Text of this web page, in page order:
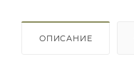
ОПИСАНИЕ